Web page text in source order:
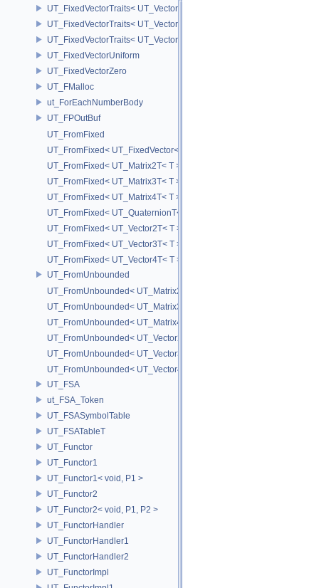
UT_FixedVectorTraits< UT_Vector2T< T > >
UT_FixedVectorTraits< UT_Vector3T< T > >
UT_FixedVectorTraits< UT_Vector4T< T > >
UT_FixedVectorUniform
UT_FixedVectorZero
UT_FMalloc
ut_ForEachNumberBody
UT_FPOutBuf
UT_FromFixed
UT_FromFixed< UT_FixedVector< T, D > >
UT_FromFixed< UT_Matrix2T< T > >
UT_FromFixed< UT_Matrix3T< T > >
UT_FromFixed< UT_Matrix4T< T > >
UT_FromFixed< UT_QuaternionT< T > >
UT_FromFixed< UT_Vector2T< T > >
UT_FromFixed< UT_Vector3T< T > >
UT_FromFixed< UT_Vector4T< T > >
UT_FromUnbounded
UT_FromUnbounded< UT_Matrix2T< T > >
UT_FromUnbounded< UT_Matrix3T< T > >
UT_FromUnbounded< UT_Matrix4T< T > >
UT_FromUnbounded< UT_Vector2T< T > >
UT_FromUnbounded< UT_Vector3T< T > >
UT_FromUnbounded< UT_Vector4T< T > >
UT_FSA
ut_FSA_Token
UT_FSASymbolTable
UT_FSATableT
UT_Functor
UT_Functor1
UT_Functor1< void, P1 >
UT_Functor2
UT_Functor2< void, P1, P2 >
UT_FunctorHandler
UT_FunctorHandler1
UT_FunctorHandler2
UT_FunctorImpl